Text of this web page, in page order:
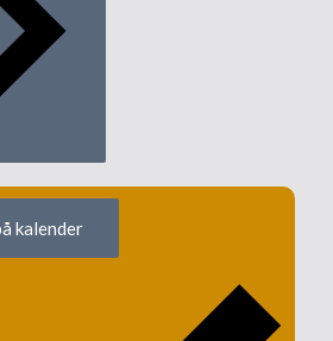
kalender